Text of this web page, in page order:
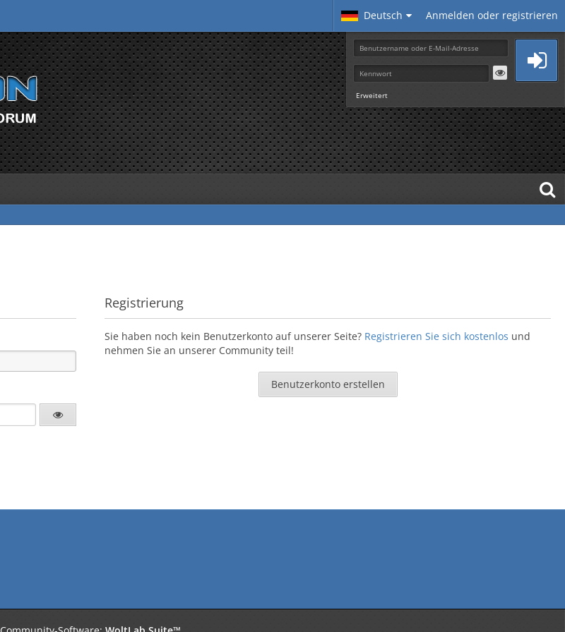
Deutsch Anmelden oder registrieren
Erweitert
Registrierung
Sie haben noch kein Benutzerkonto auf unserer Seite? Registrieren Sie sich kostenlos und
nehmen Sie an unserer Community teil!
Benutzerkonto erstellen